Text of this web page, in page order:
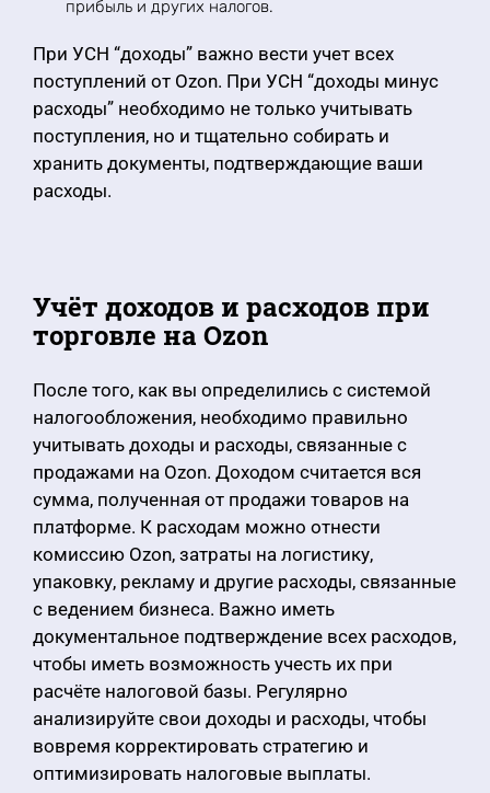
прибыль и других налогов.
При УСН “доходы” важно вести учет всех
поступлений от Ozon. При УСН “доходы минус
расходы” необходимо не только учитывать
поступления, но и тщательно собирать и
хранить документы, подтверждающие ваши
расходы.
Учёт доходов и расходов при
торговле на Ozon
После того, как вы определились с системой
налогообложения, необходимо правильно
учитывать доходы и расходы, связанные с
продажами на Ozon. Доходом считается вся
сумма, полученная от продажи товаров на
платформе. К расходам можно отнести
комиссию Ozon, затраты на логистику,
упаковку, рекламу и другие расходы, связанные
с ведением бизнеса. Важно иметь
документальное подтверждение всех расходов,
чтобы иметь возможность учесть их при
расчёте налоговой базы. Регулярно
анализируйте свои доходы и расходы, чтобы
вовремя корректировать стратегию и
оптимизировать налоговые выплаты.